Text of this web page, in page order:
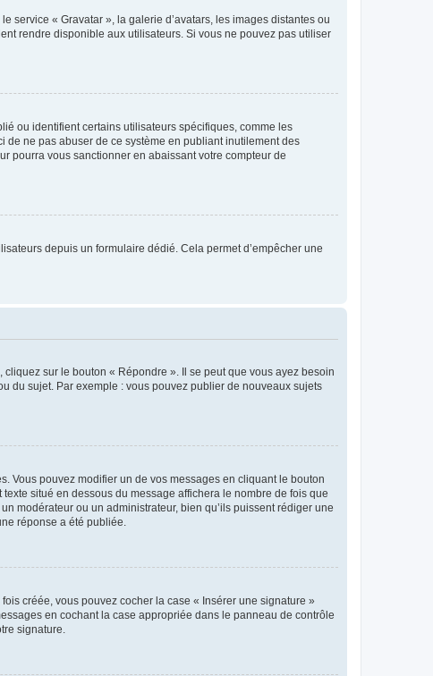
service « Gravatar », la galerie d’avatars, les images distantes ou
rendre disponible aux utilisateurs. Si vous ne pouvez pas utiliser
ou identifient certains utilisateurs spécifiques, comme les
de ne pas abuser de ce système en publiant inutilement des
pourra vous sanctionner en abaissant votre compteur de
depuis un formulaire dédié. Cela permet d’empêcher une
sur le bouton « Répondre ». Il se peut que vous ayez besoin
du sujet. Par exemple : vous pouvez publier de nouveaux sujets
Vous pouvez modifier un de vos messages en cliquant le bouton
situé en dessous du message affichera le nombre de fois que
modérateur ou un administrateur, bien qu’ils puissent rédiger une
réponse a été publiée.
créée, vous pouvez cocher la case « Insérer une signature »
en cochant la case appropriée dans le panneau de contrôle
signature.